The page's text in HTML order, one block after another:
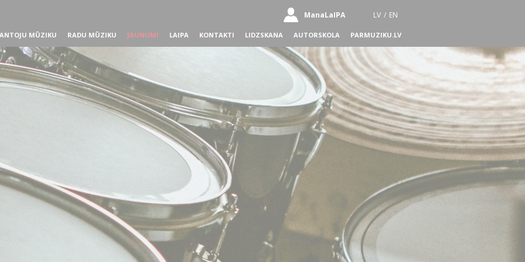
ManaLaIPA LV / EN
MŪZIKU RADU MŪZIKU JAUNUMI LAIPA KONTAKTI LIDZSKANA AUTORSKOLA PARMUZIKU.LV